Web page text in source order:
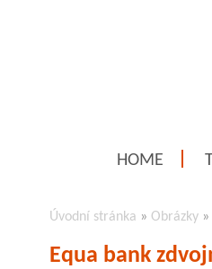
HOME
Úvodní stránka » Obrázky »
Equa bank